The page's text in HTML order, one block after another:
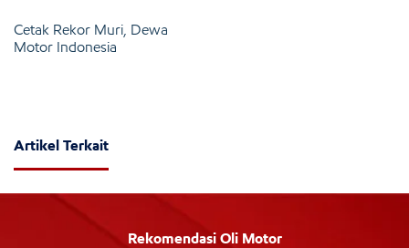
Cetak Rekor Muri, Dewa
Motor Indonesia
Artikel Terkait
Rekomendasi Oli Motor